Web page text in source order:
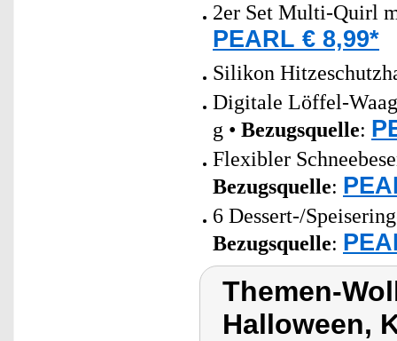
2er Set Multi-Quirl
PEARL € 8,99*
Silikon
Digitale Löffel-
g • Bezugsquelle:
Flexibler
Bezugsquelle:
6 Dessert-/
Bezugsquelle:
Themen-
Halloween,